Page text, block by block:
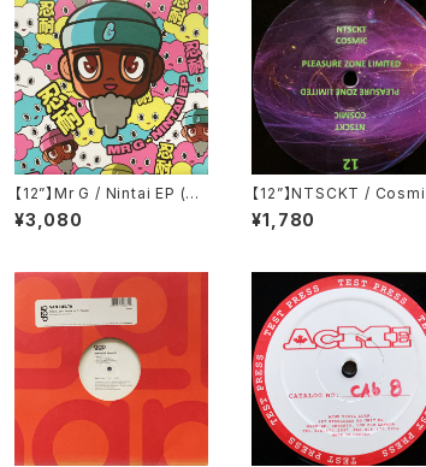
【12”】Mr G / Nintai EP (Ph
oenix G.) (PG077)
¥3,080
【12”】NTSCKT /
EP (Pleasure Zone
ed) (PLZ012LTD)
¥1,780